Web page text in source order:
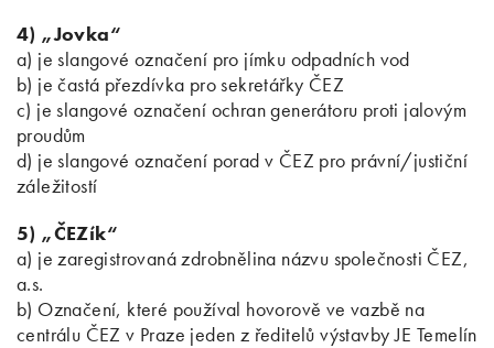
4) „Jovka“
a) je slangové označení pro jímku odpadních vod
b) je častá přezdívka pro sekretářky ČEZ
c) je slangové označení ochran generátoru proti jalovým
proudům
d) je slangové označení porad v ČEZ pro právní/justiční
záležitostí
5) „ČEZík“
a) je zaregistrovaná zdrobnělina názvu společnosti ČEZ,
a.s.
b) Označení, které používal hovorově ve vazbě na
centrálu ČEZ v Praze jeden z ředitelů výstavby JE Temelín